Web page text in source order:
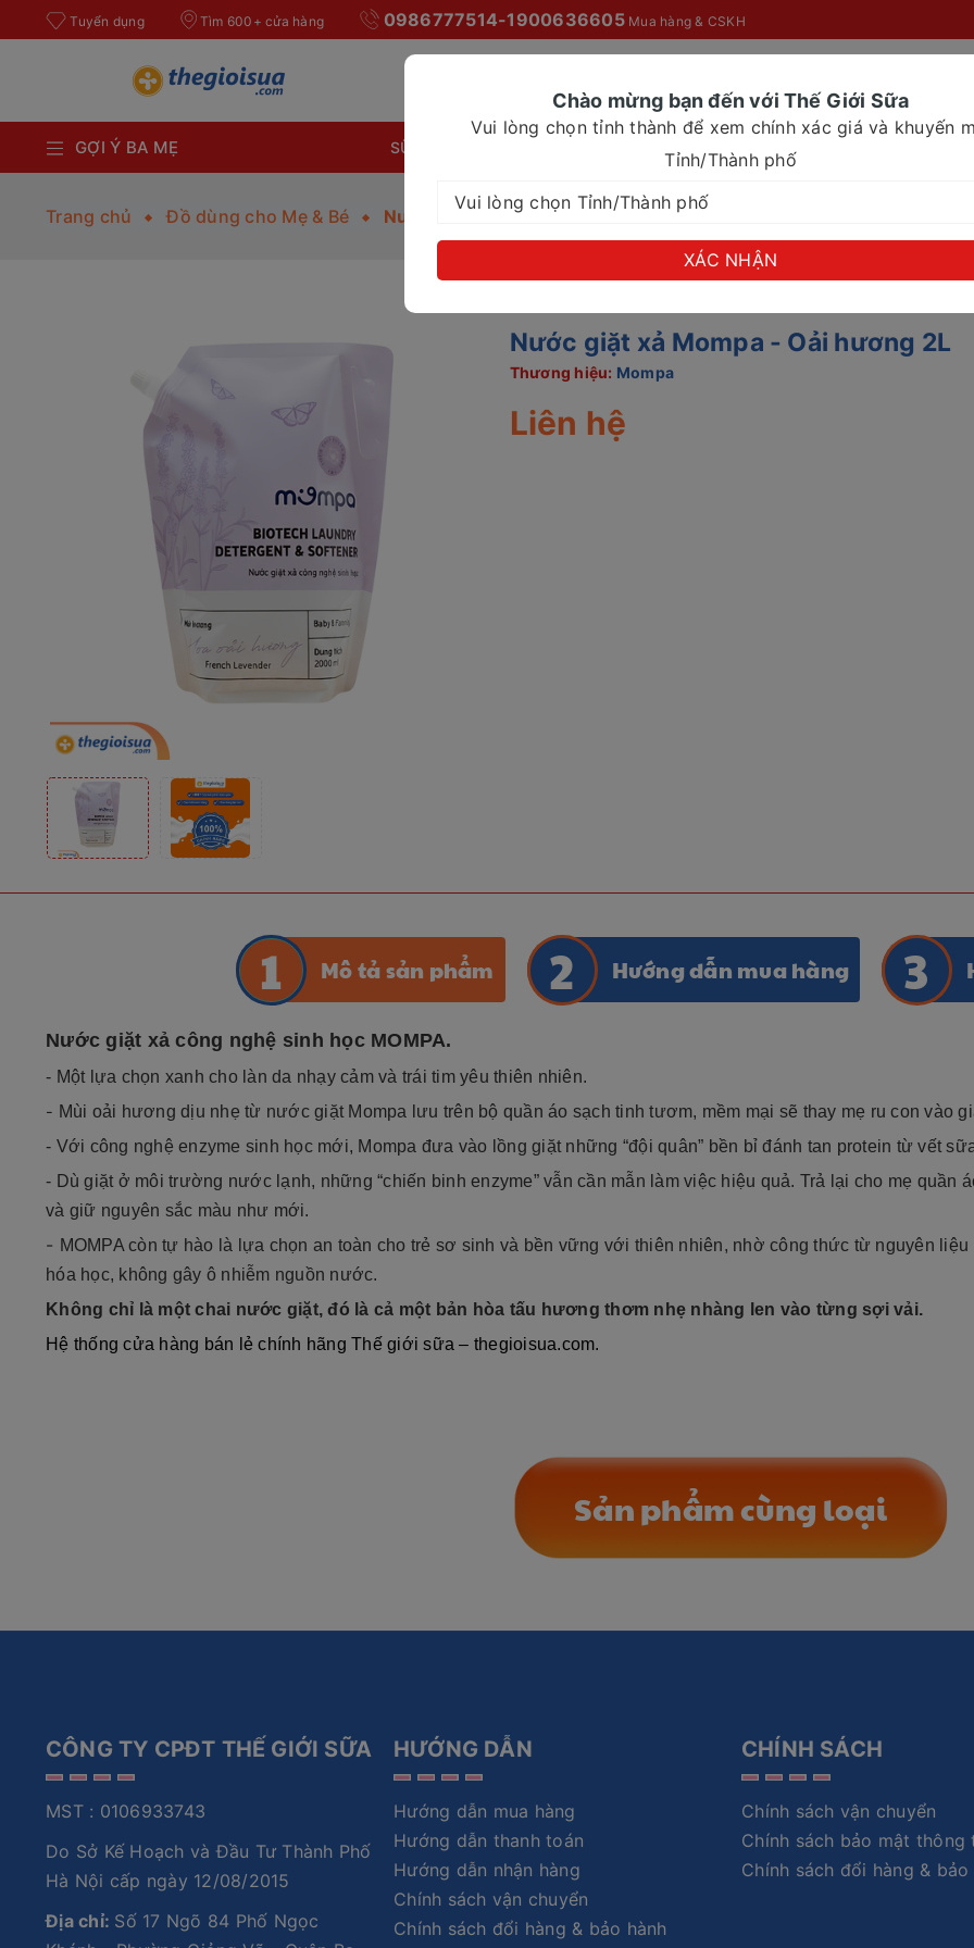
Tuyển dụng Tìm 600+ cửa hàng 0986777514-1900636605Mua hàng & CSKH
GỢI Ý BA MẸ SỮA BỘT CHO MỌI NHÀ SỮA CHO NHU CẦU ĐẶC BIỆT
Trang chủ Đồ dùng cho Mẹ & Bé Nước giặt xả Mompa - Oải hương 2L
Nước giặt xả Mompa - Oải hương 2L
Thương hiệu: Mompa
Liên hệ
Mô tả sản phẩm Hướng dẫn mua hàng
Nước giặt xả công nghệ sinh học MOMPA.
- Một lựa chọn xanh cho làn da nhạy cảm và trái tim yêu thiên nhiên.
- Mùi oải hương dịu nhẹ từ nước giặt Mompa lưu trên bộ quần áo sạch tinh tươm, mềm mại sẽ thay mẹ ru con vào
- Với công nghệ enzyme sinh học mới, Mompa đưa vào lồng giặt những “đội quân” bền bỉ đánh tan protein từ vết
- Dù giặt ở môi trường nước lạnh, những “chiến binh enzyme” vẫn cần mẫn làm việc hiệu quả. Trả lại cho mẹ quần
và giữ nguyên sắc màu như mới.
- MOMPA còn tự hào là lựa chọn an toàn cho trẻ sơ sinh và bền vững với thiên nhiên, nhờ công thức từ nguyên
hóa học, không gây ô nhiễm nguồn nước.
Không chỉ là một chai nước giặt, đó là cả một bản hòa tấu hương thơm nhẹ nhàng len vào từng sợi vải.
Hệ thống cửa hàng bán lẻ chính hãng Thế giới sữa – thegioisua.com.
Sản phẩm cùng loại
CÔNG TY CPĐT THẾ GIỚI SỮA
MST : 0106933743
Do Sở Kế Hoạch và Đầu Tư Thành Phố
Hà Nội cấp ngày 12/08/2015
Địa chỉ: Số 17 Ngõ 84 Phố Ngọc
HƯỚNG DẪN
Hướng dẫn mua hàng
Hướng dẫn thanh toán
Hướng dẫn nhận hàng
Chính sách vận chuyển
Chính sách đổi hàng & bảo hành
CHÍNH SÁCH
Chính sách vận chuyển
Chính sách bảo mật thông
Chính sách đổi hàng & bảo
Chào mừng bạn đến với Thế Giới Sữa
Vui lòng chọn tỉnh thành để xem chính xác giá và khuyến
Tỉnh/Thành phố
XÁC NHẬN